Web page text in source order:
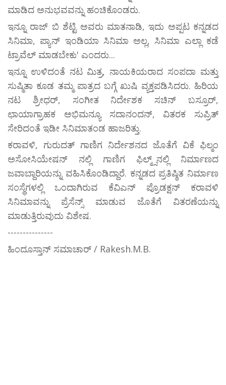
ಮಾಡಿದ ಅನುಭವವನ್ನು ಹಂಚಿಕೊಂಡರು.
ಇನ್ನೂ ರಾಜ್ ಬಿ ಶೆಟ್ಟಿ ಅವರು ಮಾತನಾಡಿ, ಇದು ಅಪ್ಪಟ ಕನ್ನಡದ
ಸಿನಿಮಾ, ಪ್ಯಾನ್ ಇಂಡಿಯಾ ಸಿನಿಮಾ ಅಲ್ಲ, ಸಿನಿಮಾ ಎಲ್ಲಾ ಕಡೆ
ಟ್ರಾವೆಲ್ ಮಾಡಬೇಕು' ಎಂದರು...
ಇನ್ನೂ ಉಳಿದಂತೆ ನಟ ಮಿತ್ರ, ನಾಯಕಿಯರಾದ ಸಂಪದಾ ಮತ್ತು
ಸುಷ್ಮಿತಾ ಕೂಡ ತಮ್ಮ ಪಾತ್ರದ ಬಗ್ಗೆ ಖುಷಿ ವ್ಯಕ್ತಪಡಿಸಿದರು. ಹಿರಿಯ
ನಟ ಶ್ರೀಧರ್, ಸಂಗೀತ ನಿರ್ದೇಶಕ ಸಚಿನ್ ಬಸ್ರೂರ್,
ಛಾಯಾಗ್ರಾಹಕ ಅಭಿಮನ್ಯೂ ಸದಾನಂದನ್, ವಿತರಕ ಸುಪ್ರಿತ್
ಸೇರಿದಂತೆ ಇಡೀ ಸಿನಿಮಾತಂಡ ಹಾಜರಿತ್ತು.
ಕರಾವಳಿ, ಗುರುದತ್ ಗಾಣಿಗ ನಿರ್ದೇಶನದ ಜೊತೆಗೆ ವಿಕೆ ಫಿಲ್ಮಂ
ಅಸೋಸಿಯೇಷನ್ ನಲ್ಲಿ ಗಾಣಿಗ ಫಿಲ್ಮ್ಸ್‌ನಲ್ಲಿ ನಿರ್ಮಾಣದ
ಜವಾಬ್ದಾರಿಯನ್ನು ವಹಿಸಿಕೊಂಡಿದ್ದಾರೆ. ಕನ್ನಡದ ಪ್ರತಿಷ್ಠಿತ ನಿರ್ಮಾಣ
ಸಂಸ್ಥೆಗಳಲ್ಲಿ ಒಂದಾಗಿರುವ ಕೆವಿಎನ್ ಪ್ರೊಡಕ್ಷನ್ ಕರಾವಳಿ
ಸಿನಿಮಾವನ್ನು ಪ್ರೆಸೆನ್ಸ್ ಮಾಡುವ ಜೊತೆಗೆ ವಿತರಣೆಯನ್ನು
ಮಾಡುತ್ತಿರುವುದು ವಿಶೇಷ.
---------------
ಹಿಂದೂಸ್ತಾನ್ ಸಮಾಚಾರ್ / Rakesh.M.B.